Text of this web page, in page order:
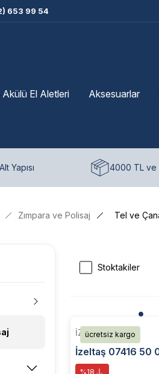
653 99 54
Akülü El Aletleri Aksesuarlar
Yapısı 4000 TL ve
Zımpara ve Polisaj Tel ve
Stoktakiler
ücretsiz kargo
İZELTAŞ
İzeltaş 07416 50
270mm Kıvrık
%18